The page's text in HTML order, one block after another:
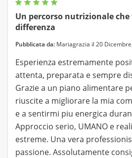
Un percorso nutrizionale che
differenza
Pubblicata da: Mariagrazia il 20
Esperienza estremamente
attenta, preparata e sempre
Grazie a un piano alimentare
riuscite a migliorare la mia
e a sentirmi piu energica
Approccio serio, UMANO e
estreme. Una vera
passione. Assolutamente